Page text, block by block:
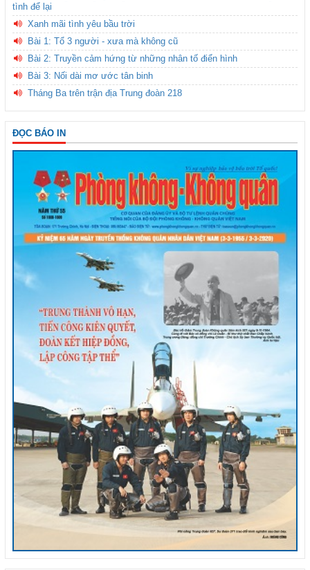
tình để lại
Xanh mãi tình yêu bầu trời
Bài 1: Tổ 3 người - xưa mà không cũ
Bài 2: Truyền cảm hứng từ những nhân tố điển hình
Bài 3: Nối dài mơ ước tân binh
Tháng Ba trên trận địa Trung đoàn 218
ĐỌC BÁO IN